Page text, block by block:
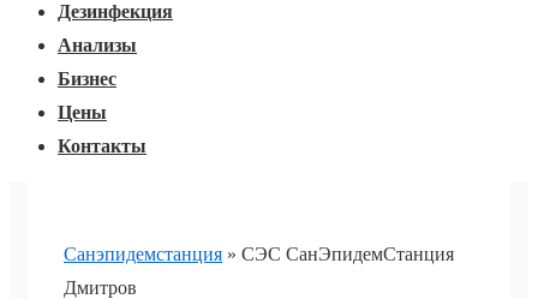
Дезинфекция
Анализы
Бизнес
Цены
Контакты
Санэпидемстанция » СЭС СанЭпидемСтанция
Дмитров